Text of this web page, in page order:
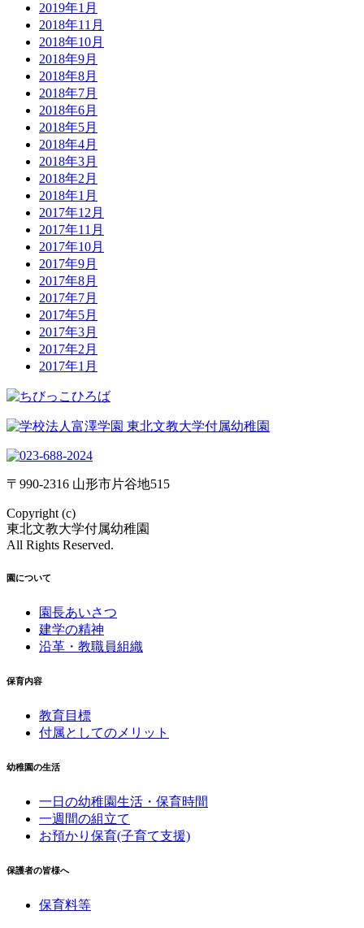
2019年1月
2018年11月
2018年10月
2018年9月
2018年8月
2018年7月
2018年6月
2018年5月
2018年4月
2018年3月
2018年2月
2018年1月
2017年12月
2017年11月
2017年10月
2017年9月
2017年8月
2017年7月
2017年5月
2017年3月
2017年2月
2017年1月
〒990-2316 山形市片谷地515
Copyright (c)
東北文教大学付属幼稚園
All Rights Reserved.
園について
園長あいさつ
建学の精神
沿革・教職員組織
保育内容
教育目標
付属としてのメリット
幼稚園の生活
一日の幼稚園生活・保育時間
一週間の組立て
お預かり保育(子育て支援)
保護者の皆様へ
保育料等